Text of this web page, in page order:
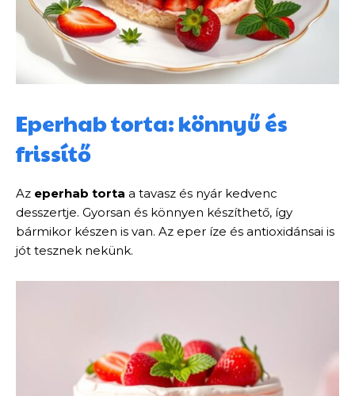
Eperhab torta: könnyű és
frissítő
Az eperhab torta a tavasz és nyár kedvenc
desszertje. Gyorsan és könnyen készíthető, így
bármikor készen is van. Az eper íze és antioxidánsai is
jót tesznek nekünk.